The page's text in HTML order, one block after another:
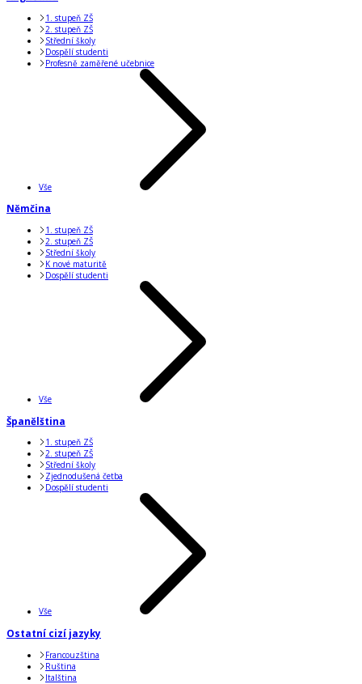
1. stupeň ZŠ
2. stupeň ZŠ
Střední školy
Dospělí studenti
Profesně zaměřené učebnice
Vše
Němčina
1. stupeň ZŠ
2. stupeň ZŠ
Střední školy
K nové maturitě
Dospělí studenti
Vše
Španělština
1. stupeň ZŠ
2. stupeň ZŠ
Střední školy
Zjednodušená četba
Dospělí studenti
Vše
Ostatní cizí jazyky
Francouzština
Ruština
Italština